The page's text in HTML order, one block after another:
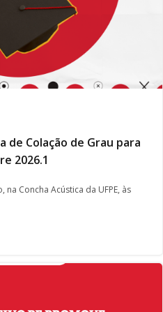
de Colação de Grau para
2026.1
Concha Acústica da UFPE, às